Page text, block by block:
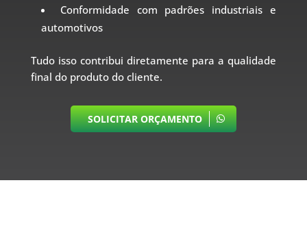
Conformidade com padrões industriais e
automotivos
Tudo isso contribui diretamente para a qualidade
final do produto do cliente.
SOLICITAR ORÇAMENTO